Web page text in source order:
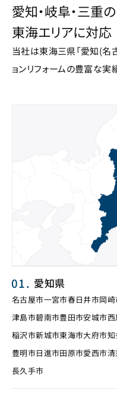
愛知・岐阜・三重の
東海エリアに対応
当社は東海三県「愛知(名
ョンリフォームの豊富な実
愛知県
名古屋市一宮市春日井市岡
津島市碧南市豊田市安城市
稲沢市新城市東海市大府市
豊明市日進市田原市愛西市
長久手市